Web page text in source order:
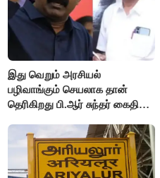
இது வெறும் அரசியல்
பழிவாங்கும் செயலாக தான்
தெரிகிறது பி.ஆர் சுந்தர் கைதிற்கு